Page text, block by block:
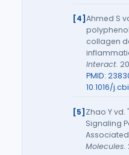
Ahmed S
collagen
Interact.
PMID:
10.1016/
Zhao Y
Signaling
Molecules.